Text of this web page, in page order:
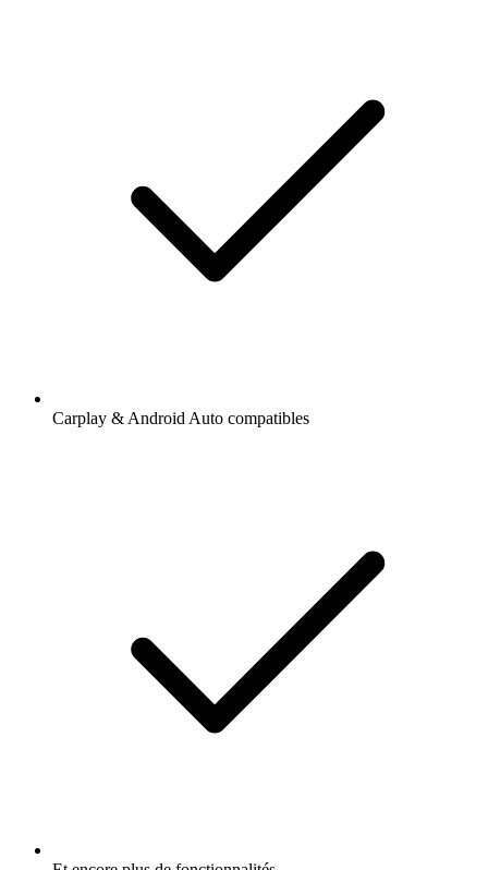
Carplay & Android Auto compatibles